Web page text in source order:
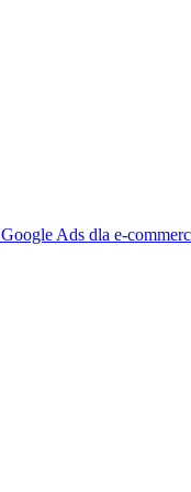
Google Ads dla e-